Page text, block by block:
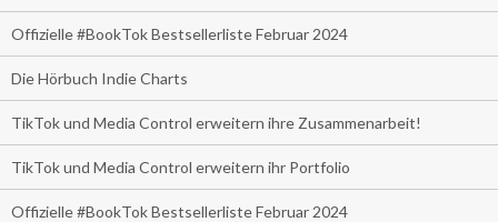
Offizielle #BookTok Bestsellerliste Februar 2024
Die Hörbuch Indie Charts
TikTok und Media Control erweitern ihre Zusammenarbeit!
TikTok und Media Control erweitern ihr Portfolio
Offizielle #BookTok Bestsellerliste Februar 2024